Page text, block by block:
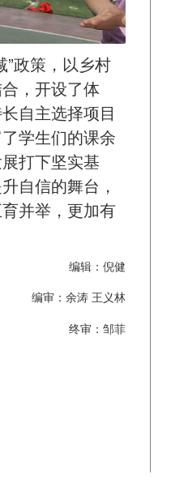
政策，以乡村
，开设了体
自主选择项目
学生们的课余
打下坚实基
自信的舞台，
并举，更加有
编辑：倪健
编审：余涛 王义林
终审：邹菲